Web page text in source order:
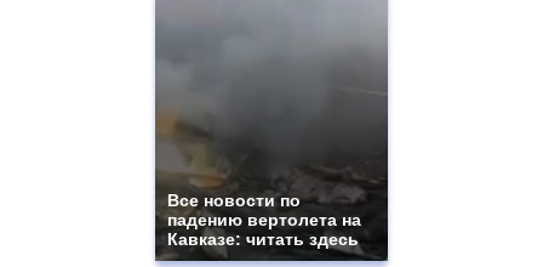
Все новости по
падению вертолета на
Кавказе: читать здесь